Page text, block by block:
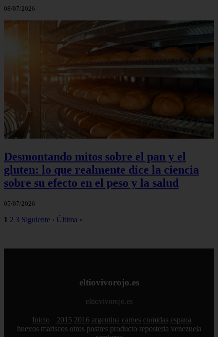
08/07/2026
Desmontando mitos sobre el pan y el
gluten: lo que realmente dice la ciencia
sobre su efecto en el peso y la salud
05/07/2026
1 2 3 Siguiente › Última »
eltiovivorojo.es
eltiovivorojo.es
Inicio 2015 2016 argentina carnes comidas espana
huevos mariscos otros postres producto reposteria venezuela